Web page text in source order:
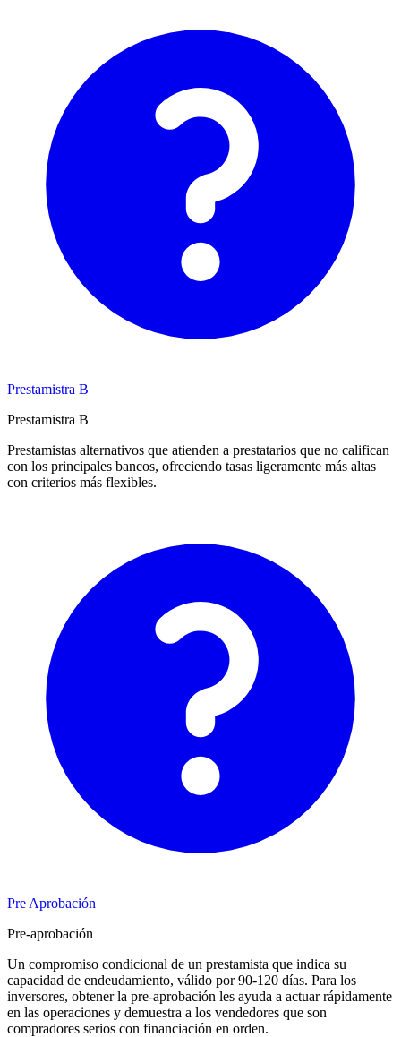
Prestamistra B
Prestamistra B
Prestamistas alternativos que atienden a prestatarios que no califican
con los principales bancos, ofreciendo tasas ligeramente más altas
con criterios más flexibles.
Pre Aprobación
Pre-aprobación
Un compromiso condicional de un prestamista que indica su
capacidad de endeudamiento, válido por 90-120 días. Para los
inversores, obtener la pre-aprobación les ayuda a actuar rápidamente
en las operaciones y demuestra a los vendedores que son
compradores serios con financiación en orden.